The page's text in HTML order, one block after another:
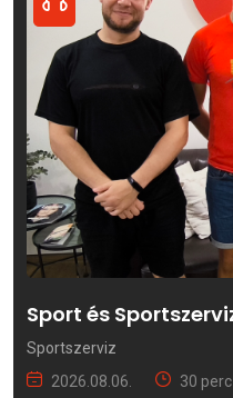
Sport és
Sportszerviz
2026.08.06.
30 perc